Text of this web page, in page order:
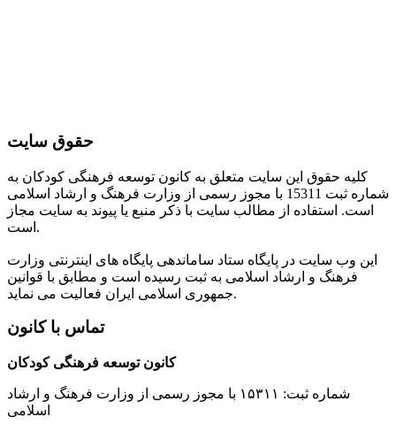
حقوق سایت
کلیه حقوق این سایت متعلق به کانون توسعه فرهنگی کودکان به
شماره ثبت 15311 با مجوز رسمی از وزارت فرهنگ و ارشاد اسلامی
است. استفاده از مطالب سایت با ذکر منبع یا پیوند به سایت مجاز
است.
این وب سایت در پایگاه ستاد ساماندهی پایگاه های اینترنتی وزارت
فرهنگ و ارشاد اسلامی به ثبت رسیده است و مطابق با قوانین
جمهوری اسلامی ایران فعالیت می نماید.
تماس با کانون
کانون توسعه فرهنگی کودکان
شماره ثبت: ۱۵۳۱۱ با مجوز رسمی از وزارت فرهنگ و ارشاد
اسلامی